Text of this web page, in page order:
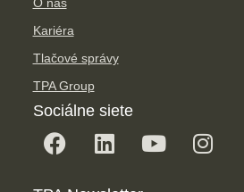
Kariéra
Tlačové správy
TPA Group
Sociálne siete